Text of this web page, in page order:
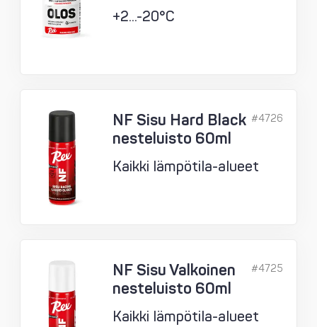
+2...-20°C
NF Sisu Hard Black
nesteluisto 60ml
Kaikki lämpötila-alueet
#4726
NF Sisu Valkoinen
nesteluisto 60ml
Kaikki lämpötila-alueet
#4725